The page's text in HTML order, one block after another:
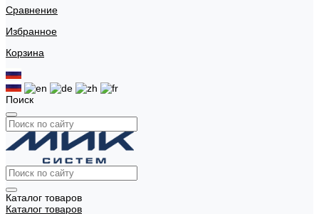
Сравнение
Избранное
Корзина
Поиск
Каталог товаров
Каталог товаров